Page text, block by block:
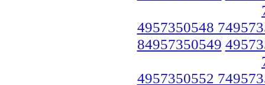
4957350548
84957350549
4957350552